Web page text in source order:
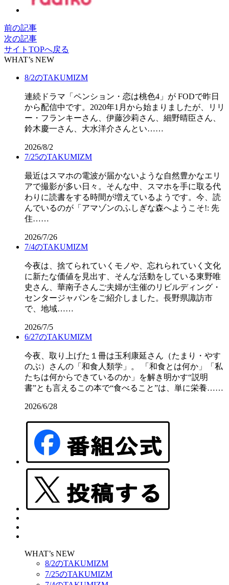
前の記事
次の記事
サイトTOPへ戻る
WHAT’s NEW
8/2のTAKUMIZM
連続ドラマ「ペンション・恋は桃色4」が FODで昨日
から配信中です。2020年1月から始まりましたが、リリ
ー・フランキーさん、伊藤沙莉さん、細野晴臣さん、
鈴木慶一さん、大水洋介さんとい……
2026/8/2
7/25のTAKUMIZM
最近はスマホの電波が届かないような自然豊かなエリ
アで撮影が多い日々。そんな中、スマホを手に取る代
わりに読書をする時間が増えているようです。今、読
んでいるのが「アマゾンのふしぎな森へようこそ!: 先
住……
2026/7/26
7/4のTAKUMIZM
今夜は、捨てられていくモノや、忘れられていく文化
に新たな価値を見出す、そんな活動をしている東野唯
史さん、華南子さんご夫婦が主催のリビルディング・
センタージャパンをご紹介しました。長野県諏訪市
で、地域……
2026/7/5
6/27のTAKUMIZM
今夜、取り上げた１冊は玉利康延さん（たまり・やす
のぶ）さんの「和食人類学」。 「和食とは何か」「私
たちは何からできているのか」を解き明かす“説明
書”とも言えるこの本で“食べること”は、単に栄養……
2026/6/28
WHAT’s NEW
8/2のTAKUMIZM
7/25のTAKUMIZM